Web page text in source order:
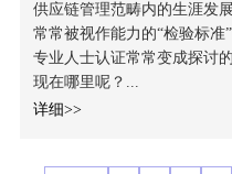
供应链管理范畴内的生涯发
常常被视作能力的“检验标
专业人士认证常常变成探讨
现在哪里呢？...
详细>>